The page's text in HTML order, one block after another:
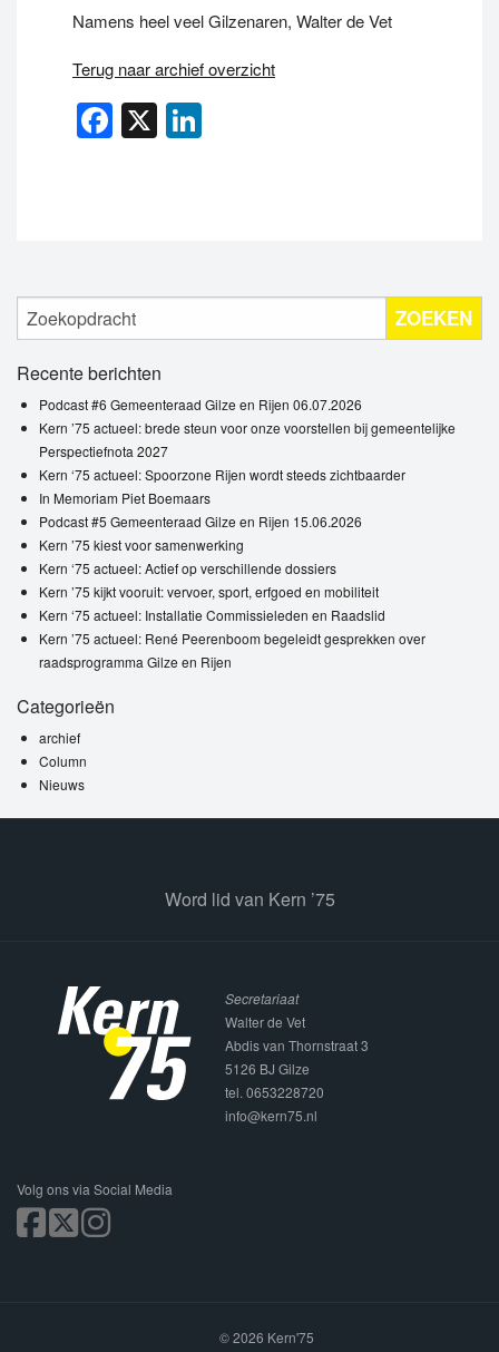
Namens heel veel Gilzenaren, Walter de Vet
Terug naar archief overzicht
Facebook
X
ZOEKEN
Recente berichten
Podcast #6 Gemeenteraad Gilze en Rijen 06.07.2026
Kern ’75 actueel: brede steun voor onze voorstellen bij gemeentelijke
Perspectiefnota 2027
Kern ‘75 actueel: Spoorzone Rijen wordt steeds zichtbaarder
In Memoriam Piet Boemaars
Podcast #5 Gemeenteraad Gilze en Rijen 15.06.2026
Kern ’75 kiest voor samenwerking
Kern ‘75 actueel: Actief op verschillende dossiers
Kern ’75 kijkt vooruit: vervoer, sport, erfgoed en mobiliteit
Kern ‘75 actueel: Installatie Commissieleden en Raadslid
Kern ’75 actueel: René Peerenboom begeleidt gesprekken over
raadsprogramma Gilze en Rijen
Categorieën
archief
Column
Nieuws
Word lid van Kern ’75
Secretariaat
Walter de Vet
Abdis van Thornstraat 3
5126 BJ Gilze
tel. 0653228720
info@kern75.nl
Volg ons via Social Media
© 2026 Kern'75